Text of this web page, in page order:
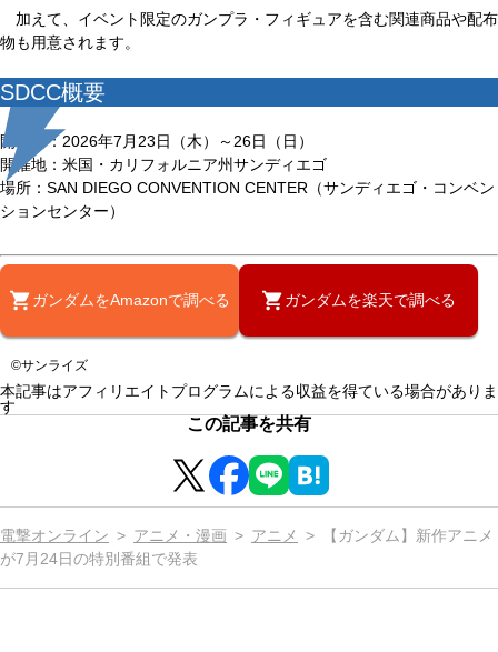
加えて、イベント限定のガンプラ・フィギュアを含む関連商品や配布
物も用意されます。
SDCC概要
開催日：2026年7月23日（木）～26日（日）
開催地：米国・カリフォルニア州サンディエゴ
場所：SAN DIEGO CONVENTION CENTER（サンディエゴ・コンベン
ションセンター）
ガンダムをAmazonで調べる ガンダムを楽天で調べる
©サンライズ
本記事はアフィリエイトプログラムによる収益を得ている場合がありま
す
この記事を共有
電撃オンライン アニメ・漫画 アニメ
【ガンダム】新作アニメ
が7月24日の特別番組で発表